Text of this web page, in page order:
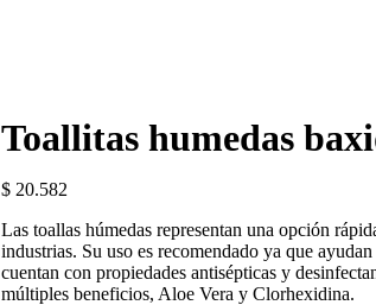
Toallitas humedas
$20.582
Las toallas húmedas representan una opción
industrias. Su uso es recomendado ya que
cuentan con propiedades antisépticas y
múltiples beneficios, Aloe Vera y Clorhexidina.